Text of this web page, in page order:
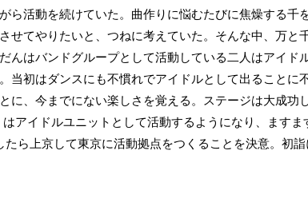
ら活動を続けていた。曲作りに悩むたびに焦燥する千
せてやりたいと、つねに考えていた。そんな中、万と
んはバンドグループとして活動している二人はアイド
当初はダンスにも不慣れでアイドルとして出ることに
に、今までにない楽しさを覚える。ステージは大成功
アイドルユニットとして活動するようになり、ます
ら上京して東京に活動拠点をつくることを決意。初